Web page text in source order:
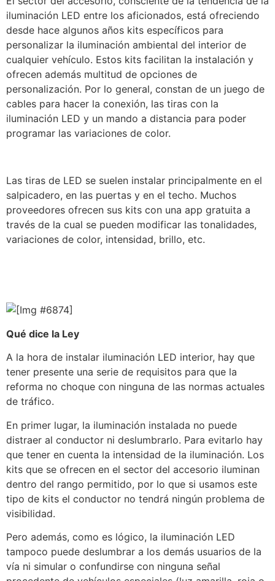
iluminación LED entre los aficionados, está ofreciendo
desde hace algunos años kits específicos para
personalizar la iluminación ambiental del interior de
cualquier vehículo. Estos kits facilitan la instalación y
ofrecen además multitud de opciones de
personalización. Por lo general, constan de un juego de
cables para hacer la conexión, las tiras con la
iluminación LED y un mando a distancia para poder
programar las variaciones de color.
Las tiras de LED se suelen instalar principalmente en el
salpicadero, en las puertas y en el techo. Muchos
proveedores ofrecen sus kits con una app gratuita a
través de la cual se pueden modificar las tonalidades,
variaciones de color, intensidad, brillo, etc.
Qué dice la Ley
A la hora de instalar iluminación LED interior, hay que
tener presente una serie de requisitos para que la
reforma no choque con ninguna de las normas actuales
de tráfico.
En primer lugar, la iluminación instalada no puede
distraer al conductor ni deslumbrarlo. Para evitarlo hay
que tener en cuenta la intensidad de la iluminación. Los
kits que se ofrecen en el sector del accesorio iluminan
dentro del rango permitido, por lo que si usamos este
tipo de kits el conductor no tendrá ningún problema de
visibilidad.
Pero además, como es lógico, la iluminación LED
tampoco puede deslumbrar a los demás usuarios de la
vía ni simular o confundirse con ninguna señal